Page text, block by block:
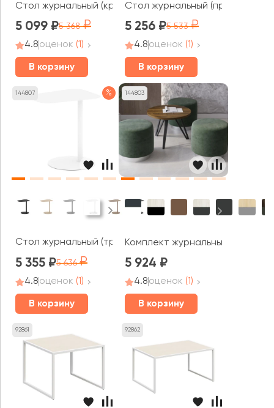
Стол журнальный (круглый) 450х450х527 Асти / Asti (rv)
5 099 5 368
4.8оценок (1)
В корзину
Стол журнальный
5 256 5 533
4.8оценок (1)
В корзину
144807 %
Стол журнальный (трапеция) 500х380х527 Асти / Asti
5 355 5 636
4.8оценок (1)
В корзину
144803
Комплект журнальных столов
5 924
4.8оценок (1)
В корзину
92861 92862